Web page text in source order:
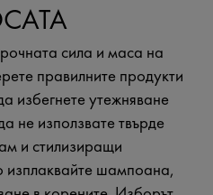
сила и маса на
правилните продукти
избегнете утежняване
не използвате твърде
и стилизиращи
изплаквайте шампоана,